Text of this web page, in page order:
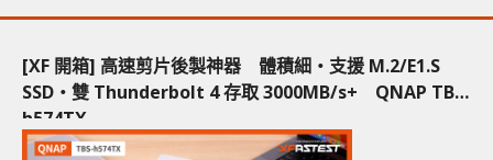
[XF 開箱] 高速剪片後製神器 體積細‧支援 M.2/E1.S
SSD‧雙 Thunderbolt 4 存取 3000MB/s+ QNAP TBS-
h574TX